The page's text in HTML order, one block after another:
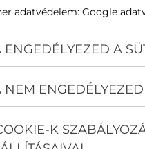
Nem vagyok robot!
adatvédelem: Google
ENGEDÉLYEZED A
NEM
K